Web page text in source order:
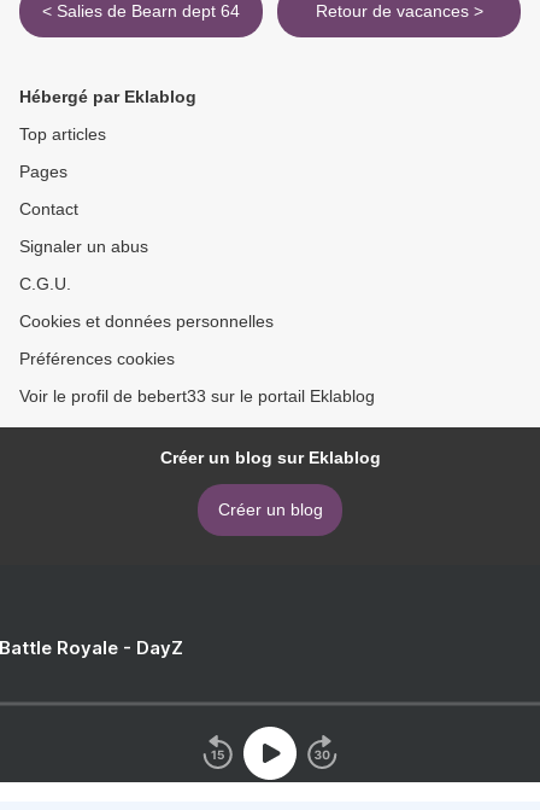
< Salies de Bearn dept 64 Retour de vacances >
Hébergé par Eklablog
Top articles
Pages
Contact
Signaler un abus
C.G.U.
Cookies et données personnelles
Préférences cookies
Voir le profil de bebert33 sur le portail Eklablog
Créer un blog sur Eklablog
Créer un blog
Royale - DayZ